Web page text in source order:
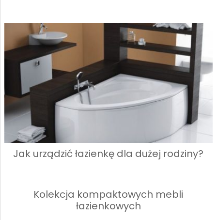
Jak urządzić łazienkę dla dużej rodziny?
Kolekcja kompaktowych mebli
łazienkowych